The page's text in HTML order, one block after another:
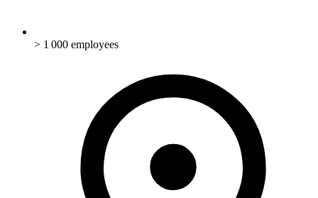
> 1 000 employees